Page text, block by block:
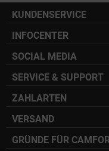
KUNDENSERVICE
INFOCENTER
SOCIAL MEDIA
SERVICE & SUPPORT
ZAHLARTEN
VERSAND
GRÜNDE FÜR